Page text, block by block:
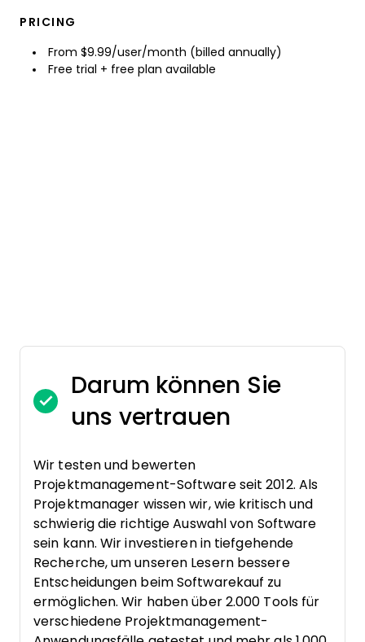
PRICING
From $9.99/user/month (billed annually)
Free trial + free plan available
Darum können Sie
uns vertrauen
Wir testen und bewerten
Projektmanagement-Software seit 2012. Als
Projektmanager wissen wir, wie kritisch und
schwierig die richtige Auswahl von Software
sein kann. Wir investieren in tiefgehende
Recherche, um unseren Lesern bessere
Entscheidungen beim Softwarekauf zu
ermöglichen. Wir haben über 2.000 Tools für
verschiedene Projektmanagement-